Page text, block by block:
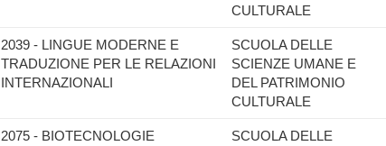
CULTURALE
2039 - LINGUE MODERNE E
TRADUZIONE PER LE RELAZIONI
INTERNAZIONALI
SCUOLA DELLE
SCIENZE UMANE E
DEL PATRIMONIO
CULTURALE
2075 - BIOTECNOLOGIE
SCUOLA DELLE